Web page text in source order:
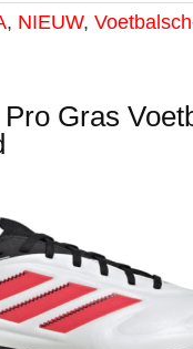
, NIEUW,
Gras